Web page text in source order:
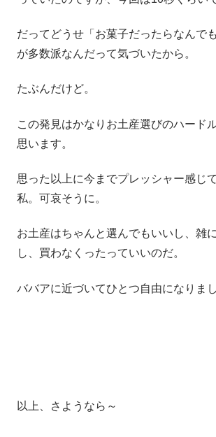
だってどうせ「お菓子だったらなんで
が多数派なんだって気づいたから。
たぶんだけど。
この発見はかなりお土産選びのハード
思います。
思った以上に今までプレッシャー感じ
私。可哀そうに。
お土産はちゃんと選んでもいいし、雑
し、買わなくったっていいのだ。
ババアに近づいてひとつ自由になりまし
以上、さようなら～